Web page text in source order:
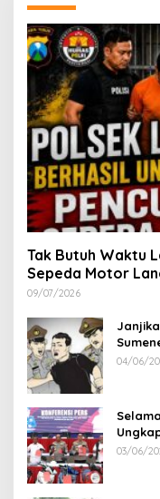
Tak Butuh Waktu
Sepeda Motor
Lenteng di Wilayah
09/07/2026
04/06/
100
03/06/